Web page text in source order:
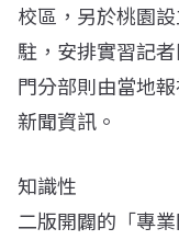
校區，另於桃園
駐，安排實習記
門分部則由當地
新聞資訊。
知識性
二版開闢的「專